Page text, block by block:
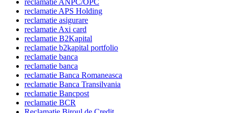
reclamatie APS Holding
reclamatie asigurare
reclamatie Axi card
reclamatie B2Kapital
reclamatie b2kapital portfolio
reclamatie banca
reclamatie banca
reclamatie Banca Romaneasca
reclamatie Banca Transilvania
reclamatie Bancpost
reclamatie BCR